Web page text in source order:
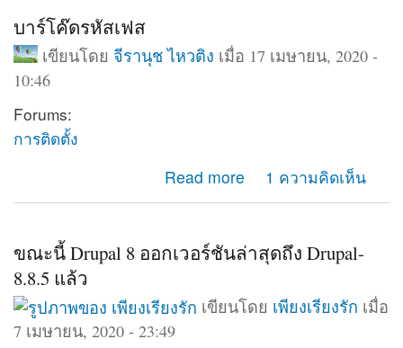
บาร์โค๊ดรหัสเฟส
เขียนโดย จีรานุช ไหวติง เมื่อ 17 เมษายน, 2020 -
10:46
Forums:
การติดตั้ง
Read more
1 ความคิดเห็น
ขณะนี้ Drupal 8 ออกเวอร์ชันล่าสุดถึง Drupal-
8.8.5 แล้ว
เขียนโดย เพียงเรียงรัก เมื่อ
7 เมษายน, 2020 - 23:49